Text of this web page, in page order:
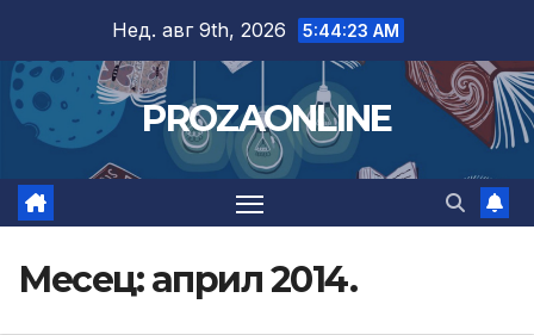
content
Нед. авг 9th, 2026 5:44:25 AM
PROZAONLINE
Месец:април 2014.